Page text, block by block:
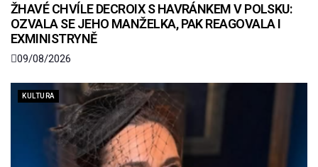
ŽHAVÉ CHVÍLE DECROIX S HAVRÁNKEM V POLSKU:
OZVALA SE JEHO MANŽELKA, PAK REAGOVALA I
EXMINISTRYNĚ
09/08/2026
KULTURA